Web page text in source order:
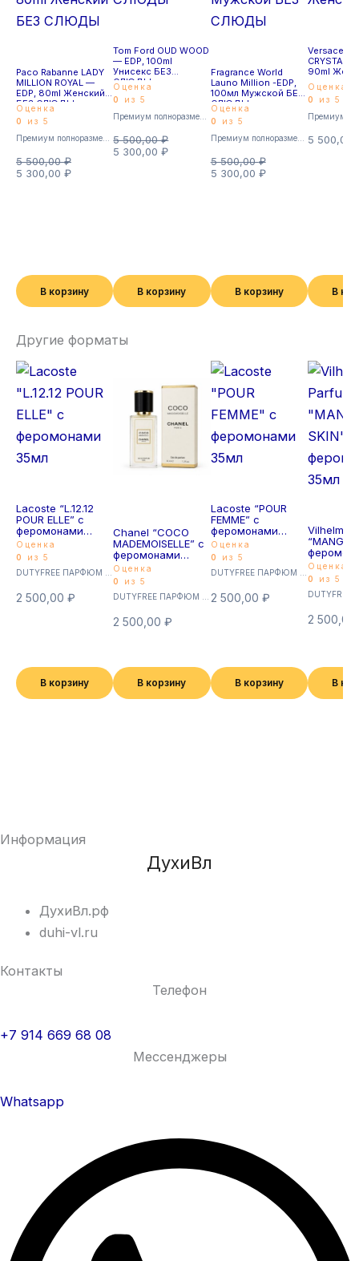
Paco Rabanne LADY
MILLION ROYAL —
EDP, 80ml Женский
БЕЗ СЛЮДЫ
Оценка
0
из 5
5 500,00₽
5 300,00 ₽
В корзину
Tom Ford OUD WOOD
— EDP, 100ml
Унисекс БЕЗ
СЛЮДЫ
Оценка
0
из 5
5 500,00₽
5 300,00₽
В корзину
Премиум полноразмерные
Fragrance World
Launo Million -EDP,
100мл Мужской БЕЗ
СЛЮДЫ
Оценка
0
из 5
5 500,00₽
5 300,00 ₽
В корзину
Versace
CRYSTAL
90ml
Оценка
0
из 5
5 500,00
В
Другие форматы
Lacoste “L.12.12
POUR ELLE” с
феромонами
35мл
Оценка
0
из 5
2 500,00 ₽
В корзину
Chanel “COCO
MADEMOISELLE” с
феромонами
35мл
Оценка
0
из 5
2 500,00₽
В корзину
Lacoste “POUR
FEMME” с
феромонами
35мл
Оценка
0
из 5
2 500,00 ₽
В корзину
Vilhelm
“MANGO
35мл
Оценка
0
из 5
2 500,00
В
Информация
ДухиВл
ДухиВл.рф
duhi-vl.ru
Контакты
Телефон
+7 914 669 68 08
Мессенджеры
Whatsapp